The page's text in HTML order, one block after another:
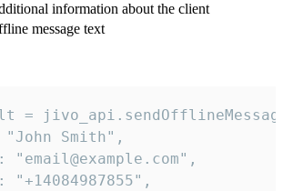
information about the client
message text
=
Smith",
"email@example.com",
"+14084987855",